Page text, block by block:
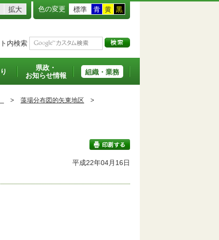
拡大 色の変更 標準 青 黄 黒
内検索
県政・
お知らせ情報
組織・業務
> 藻場分布図的矢東地区 >
印刷する
平成22年04月16日